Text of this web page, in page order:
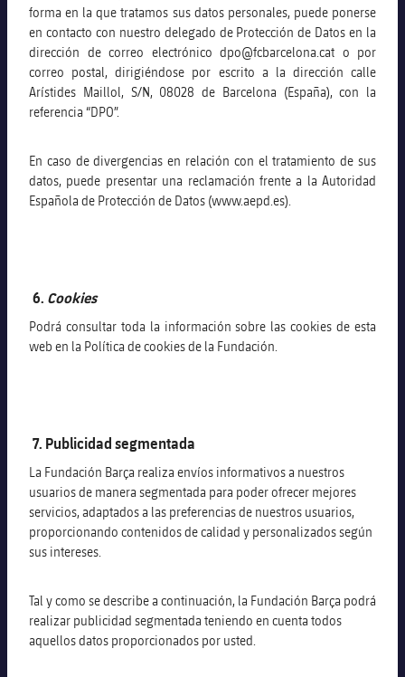
forma en la que tratamos sus datos personales, puede ponerse
en contacto con nuestro delegado de Protección de Datos en la
dirección de correo electrónico dpo@fcbarcelona.cat o por
correo postal, dirigiéndose por escrito a la dirección calle
Arístides Maillol, S/N, 08028 de Barcelona (España), con la
referencia “DPO”.
En caso de divergencias en relación con el tratamiento de sus
datos, puede presentar una reclamación frente a la Autoridad
Española de Protección de Datos (www.aepd.es).
6. Cookies
Podrá consultar toda la información sobre las cookies de esta
web en la Política de cookies de la Fundación.
7. Publicidad segmentada
La Fundación Barça realiza envíos informativos a nuestros
usuarios de manera segmentada para poder ofrecer mejores
servicios, adaptados a las preferencias de nuestros usuarios,
proporcionando contenidos de calidad y personalizados según
sus intereses.
Tal y como se describe a continuación, la Fundación Barça podrá
realizar publicidad segmentada teniendo en cuenta todos
aquellos datos proporcionados por usted.